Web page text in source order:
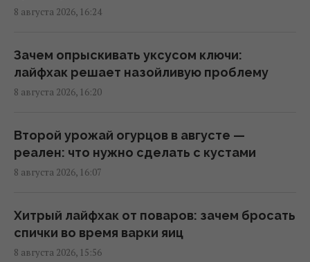
NZZ раскрыл скрытую стратегию Сербии
15:57 суббота, 08 августа 2026
избранник актрисы показал фото и сделал
заявление
15:45 суббота, 08 августа 2026
Космическая программа России зависит от
Китая: СМИ раскрыли подробности
15:31 суббота, 08 августа 2026
8 августа 2026, 16:24
Зачем опрыскивать уксусом ключи:
лайфхак решает назойливую проблему
8 августа 2026, 16:20
Второй урожай огурцов в августе —
реален: что нужно сделать с кустами
8 августа 2026, 16:07
Хитрый лайфхак от поваров: зачем бросать
спички во время варки яиц
8 августа 2026, 15:56